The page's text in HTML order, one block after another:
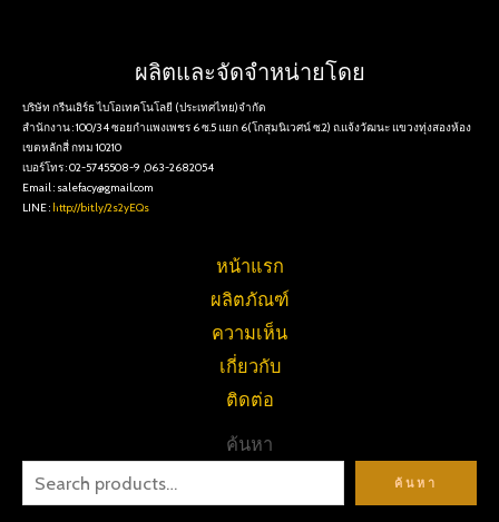
ผลิตและจัดจำหน่ายโดย
บริษัท กรีนเอิร์ธ ไบโอเทคโนโลยี (ประเทศไทย)จำกัด
สำนักงาน : 100/34 ซอยกำแพงเพชร 6 ซ.5 แยก 6(โกสุมนิเวศน์ ซ.2) ถ.แจ้งวัฒนะ แขวงทุ่งสองห้อง
เขตหลักสี่ กทม 10210
เบอร์โทร : 02-5745508-9 ,063-2682054
Email : salefacy@gmail.com
LINE : http://bit.ly/2s2yEQs
หน้าแรก
ผลิตภัณฑ์
ความเห็น
เกี่ยวกับ
ติดต่อ
ค้นหา
ค้นหา